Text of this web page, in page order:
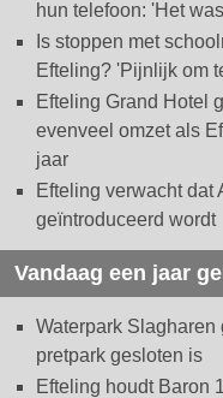
hun telefoon: 'Het
Is stoppen met
Efteling? 'Pijnlijk om
Efteling Grand Hotel
evenveel omzet als
jaar
Efteling verwacht dat
geïntroduceerd wordt
Vandaag een jaar
Waterpark Slagharen
pretpark gesloten is
Efteling houdt Baron